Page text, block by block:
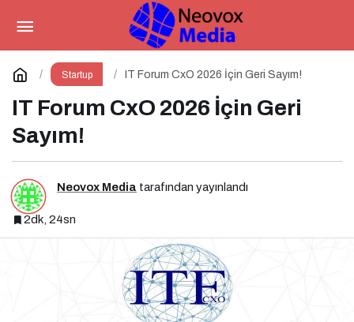
Startup IT Forum CxO 2026 İçin Geri Sayım!
IT Forum CxO 2026 İçin Geri
Sayım!
Neovox Media tarafından yayınlandı
2dk, 24sn
2026’da İş Dünyasını
Şekillendiren Trendler Talk N Training
“İlham Veren Buluşmalar” Serisinde!
Yorum Yap